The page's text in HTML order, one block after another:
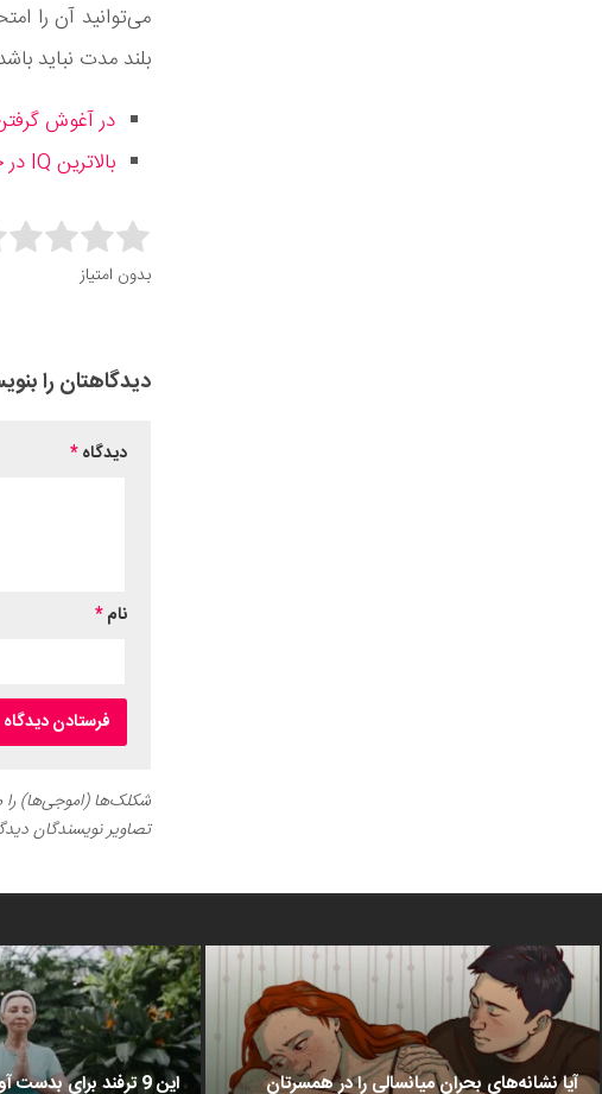
می‌توانید آن را
بلند مدت نباید
در آغوش
بالاترین IQ در جهان: 25 نفر با ضریب هوشی بالاتر از انیشتین
Rate this item:
بدون امتیاز
دیدگاهتان را
دیدگاه*
نام*
شکلک‌ها (اموجی‌ها) را
تصاویر نویسندگان
این 9 ترفند برای آیا نشانه‌های بحران میانسالی را در همسرتان